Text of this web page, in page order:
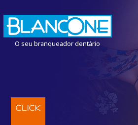
O seu branqueador dentário